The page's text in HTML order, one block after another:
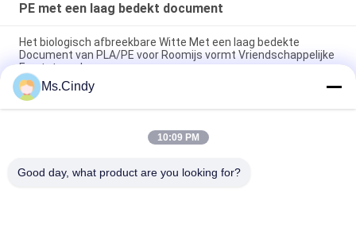
PE met een laag bedekt document
Het biologisch afbreekbare Witte Met een laag bedekte
Document van PLA/PE voor Roomijs vormt Vriendschappelijke
Eco tot een kom -
het Duurzame niet Tearable Synthetische Document van
150um 200um voor de reclame van materiaal
80gsm 100gsm maken waterdicht & Oilproof-PE Met een laag
Ms.Cindy
10:09 PM
Good day, what product are you looking for?